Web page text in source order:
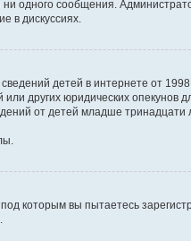
одного сообщения.
в дискуссиях.
детей в интернете от
других юридических опекунов
от детей младше
которым вы пытаетесь